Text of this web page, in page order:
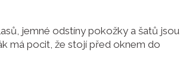
jemné odstíny pokožky a šatů jsou
má pocit, že stojí před oknem do